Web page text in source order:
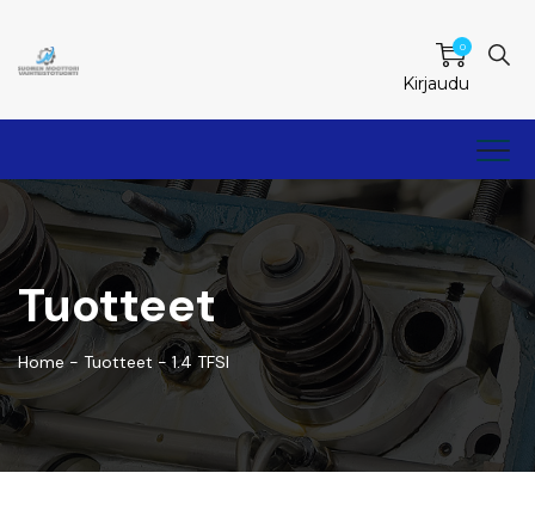
0
Kirjaudu
Tuotteet
Home- Tuotteet -1.4 TFSI